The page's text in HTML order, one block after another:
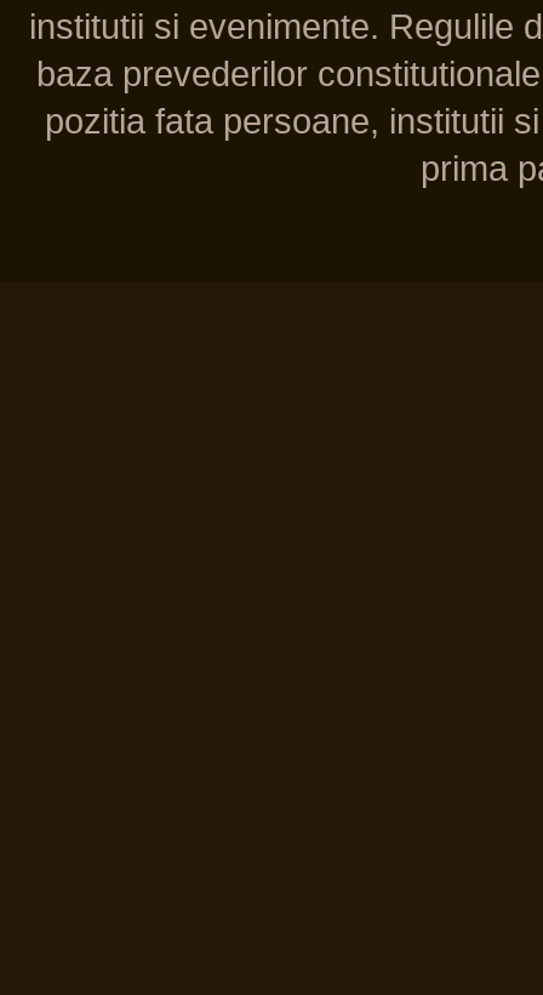
institutii si evenimente. Regulile
baza prevederilor
pozitia fata persoane, institutii
prima